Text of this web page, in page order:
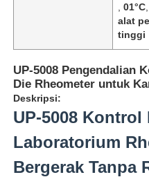
,01°C
alat
tinggi
UP-5008 Pengendalian
Die Rheometer untuk
Deskripsi:
UP-5008
Laboratorium
Bergerak Tanpa